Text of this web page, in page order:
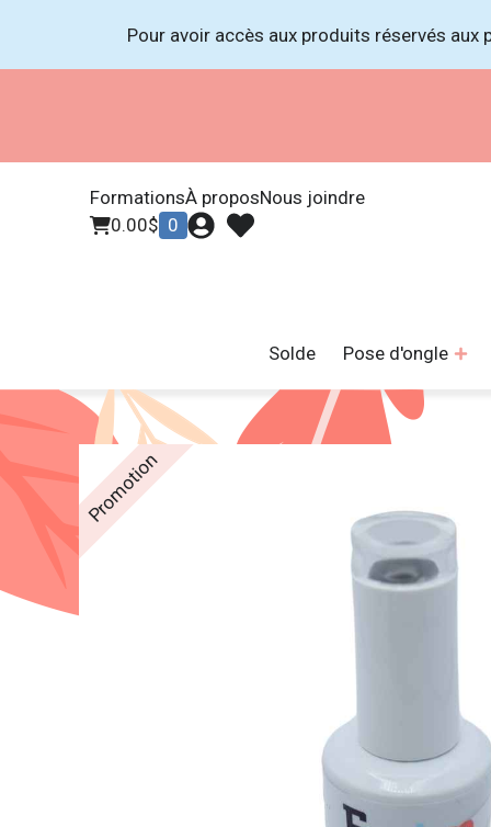
Pour avoir accès aux produits réservés
FormationsÀ proposNous joindre
0.00$ 0
Solde Pose d'ongle
Promotion